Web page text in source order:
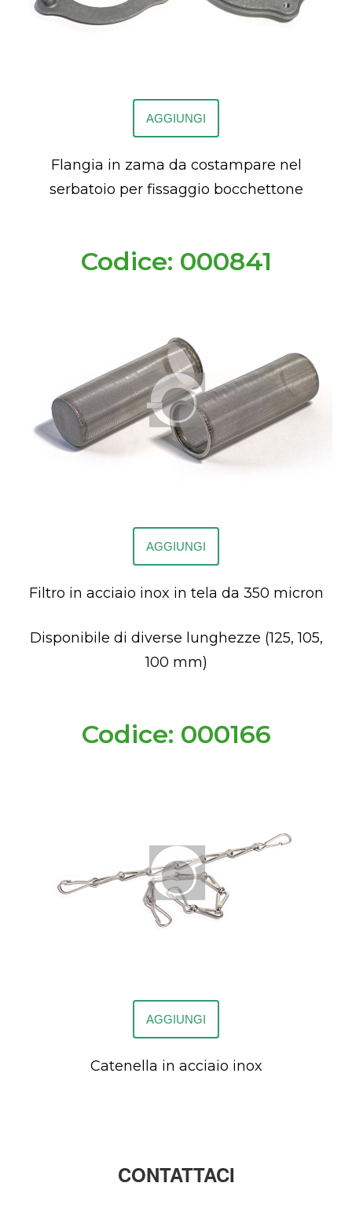
AGGIUNGI
Flangia in zama da costampare nel
serbatoio per fissaggio bocchettone
Codice: 000841
AGGIUNGI
Filtro in acciaio inox in tela da 350 micron
Disponibile di diverse lunghezze (125, 105,
100 mm)
Codice: 000166
AGGIUNGI
Catenella in acciaio inox
CONTATTACI